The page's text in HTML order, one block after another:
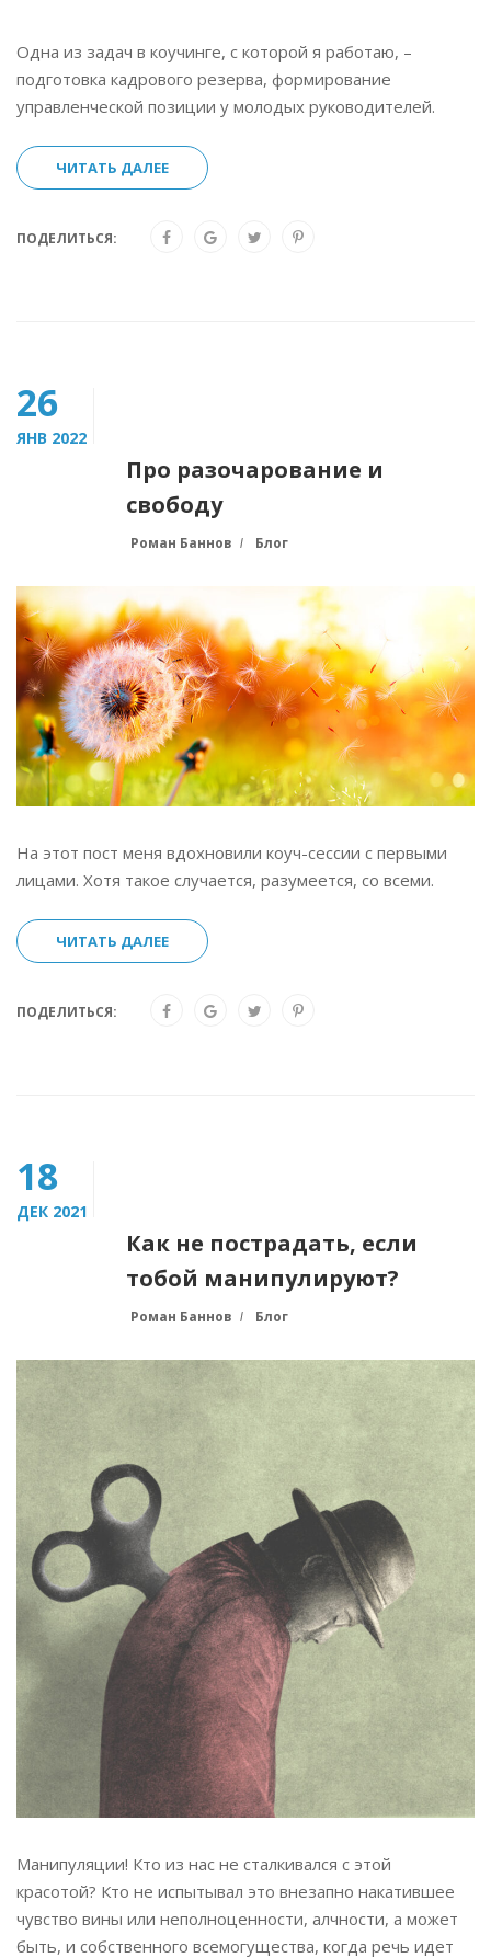
Одна из задач в коучинге, с которой я работаю, –
подготовка кадрового резерва, формирование
управленческой позиции у молодых руководителей.
ЧИТАТЬ ДАЛЕЕ
ПОДЕЛИТЬСЯ:
26
ЯНВ 2022
Про разочарование и
свободу
Роман Баннов Блог
На этот пост меня вдохновили коуч-сессии с первыми
лицами. Хотя такое случается, разумеется, со всеми.
ЧИТАТЬ ДАЛЕЕ
ПОДЕЛИТЬСЯ:
18
ДЕК 2021
Как не пострадать, если
тобой манипулируют?
Роман Баннов Блог
Манипуляции! Кто из нас не сталкивался с этой
красотой? Кто не испытывал это внезапно накатившее
чувство вины или неполноценности, алчности, а может
быть, и собственного всемогущества, когда речь идет